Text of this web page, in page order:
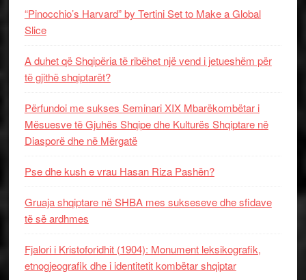
“Pinocchio’s Harvard” by Tertini Set to Make a Global
Slice
A duhet që Shqipëria të ribëhet një vend i jetueshëm për
të gjithë shqiptarët?
Përfundoi me sukses Seminari XIX Mbarëkombëtar i
Mësuesve të Gjuhës Shqipe dhe Kulturës Shqiptare në
Diasporë dhe në Mërgatë
Pse dhe kush e vrau Hasan Riza Pashën?
Gruaja shqiptare në SHBA mes sukseseve dhe sfidave
të së ardhmes
Fjalori i Kristoforidhit (1904): Monument leksikografik,
etnogjeografik dhe i identitetit kombëtar shqiptar